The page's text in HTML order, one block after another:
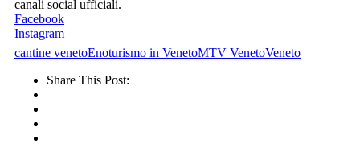
canali social ufficiali.
Facebook
Instagram
cantine venetoEnoturismo in VenetoMTV VenetoVeneto
Share This Post: